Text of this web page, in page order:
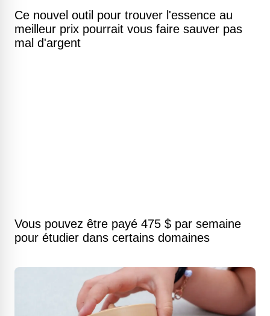
Ce nouvel outil pour trouver l'essence au
meilleur prix pourrait vous faire sauver pas
mal d'argent
Vous pouvez être payé 475 $ par semaine
pour étudier dans certains domaines